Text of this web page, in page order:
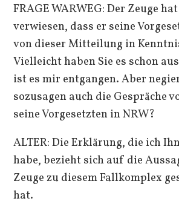
FRAGE WARWEG: Der Zeuge
verwiesen, dass er seine
von dieser Mitteilung in
Vielleicht haben Sie es schon
ist es mir entgangen. Aber
sozusagen auch die Gespräche
seine Vorgesetzten in NRW?
ALTER: Die Erklärung, die ich
habe, bezieht sich auf die
Zeuge zu diesem Fallkomplex
hat.